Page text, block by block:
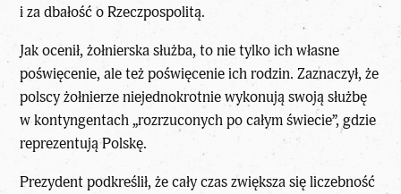
i za dbałość o Rzeczpospolitą.
Jak ocenił, żołnierska służba, to nie tylko ich własne
poświęcenie, ale też poświęcenie ich rodzin. Zaznaczył, że
polscy żołnierze niejednokrotnie wykonują swoją służbę
w kontyngentach „rozrzuconych po całym świecie”, gdzie
reprezentują Polskę.
Prezydent podkreślił, że cały czas zwiększa się liczebność